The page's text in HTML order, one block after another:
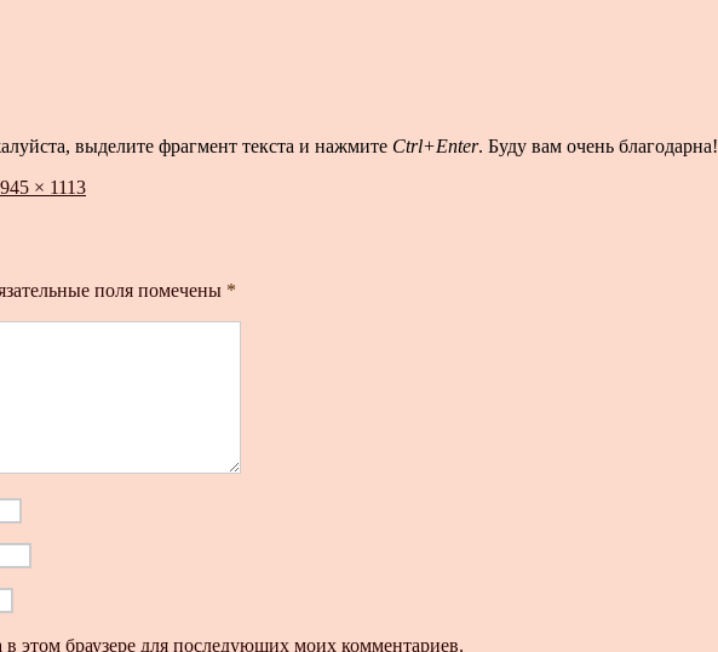
выделите фрагмент текста и нажмите Ctrl+Enter. Буду вам очень благодарна!
945 × 1113
поля помечены *
этом браузере для последующих моих комментариев.